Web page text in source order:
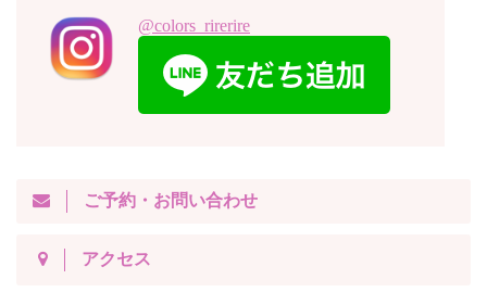
@colors_rirerire
ご予約・お問い合わせ
アクセス